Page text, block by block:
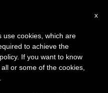
al
×
haremos la pausa
el periodo de verano
y también el
x
use cookies, which are
to achieve the
If you want to know
or some of the cookies,